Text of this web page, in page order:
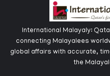
International Malayaly:
connecting Malayalees
global affairs with accurate,
the